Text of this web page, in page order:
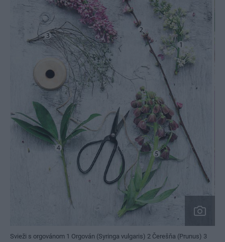
Svieži s orgovánom 1 Orgován (Syringa vulgaris) 2 Čerešňa (Prunus) 3